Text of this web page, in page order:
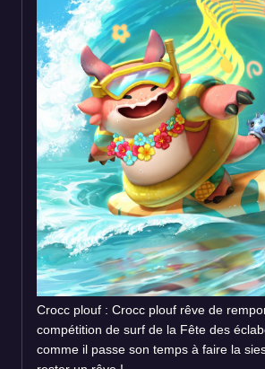
Crocc plouf : Crocc plouf rêve de
compétition de surf de la Fête des
comme il passe son temps à faire la